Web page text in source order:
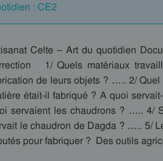
: CE2
Celte – Art du quotidien
1/ Quels matériaux
de leurs objets ? ….. 2/
était-il fabriqué ? A quoi
servaient les chaudrons ? ….. 4/
le chaudron de Dagda ? ….. 5/
pour fabriquer ?  Des outils